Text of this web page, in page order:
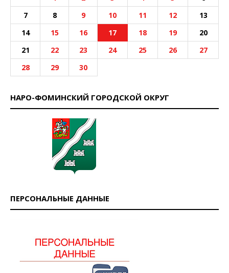
7
8 9 10 11 12
13
14
15 16 17 18 19
20
21
22 23 24 25 26
27
28
29 30
НАРО-ФОМИНСКИЙ ГОРОДСКОЙ ОКРУГ
ПЕРСОНАЛЬНЫЕ ДАННЫЕ